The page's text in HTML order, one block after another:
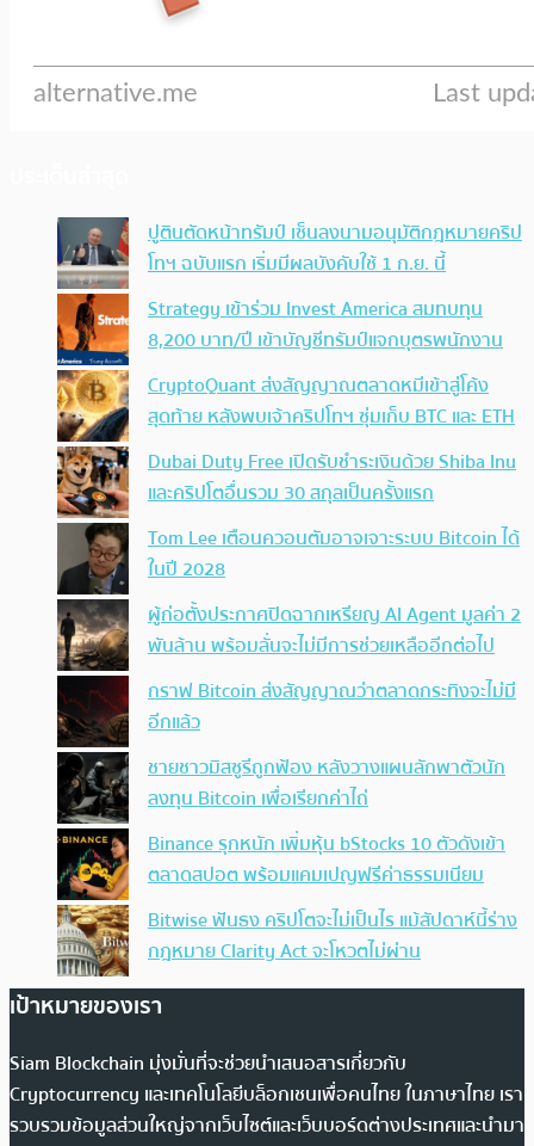
ปูตินตัดหน้าทรัมป์ เซ็นลงนามอนุมัติกฎหมายคริป
โทฯ ฉบับแรก เริ่มมีผลบังคับใช้ 1 ก.ย. นี้
Strategy เข้าร่วม Invest America สมทบทุน
8,200 บาท/ปี เข้าบัญชีทรัมป์แจกบุตรพนักงาน
CryptoQuant ส่งสัญญาณตลาดหมีเข้าสู่โค้ง
สุดท้าย หลังพบเจ้าคริปโทฯ ซุ่มเก็บ BTC และ ETH
Dubai Duty Free เปิดรับชำระเงินด้วย Shiba Inu
และคริปโตอื่นรวม 30 สกุลเป็นครั้งแรก
Tom Lee เตือนควอนตัมอาจเจาะระบบ Bitcoin ได้
ในปี 2028
ผู้ก่อตั้งประกาศปิดฉากเหรียญ AI Agent มูลค่า 2
พันล้าน พร้อมลั่นจะไม่มีการช่วยเหลืออีกต่อไป
กราฟ Bitcoin ส่งสัญญาณว่าตลาดกระทิงจะไม่มี
อีกแล้ว
ชายชาวมิสซูรีถูกฟ้อง หลังวางแผนลักพาตัวนัก
ลงทุน Bitcoin เพื่อเรียกค่าไถ่
Binance รุกหนัก เพิ่มหุ้น bStocks 10 ตัวดังเข้า
ตลาดสปอต พร้อมแคมเปญฟรีค่าธรรมเนียม
Bitwise ฟันธง คริปโตจะไม่เป็นไร แม้สัปดาห์นี้ร่าง
กฎหมาย Clarity Act จะโหวตไม่ผ่าน
เป้าหมายของเรา
Siam Blockchain มุ่งมั่นที่จะช่วยนำเสนอสารเกี่ยวกับ
Cryptocurrency และเทคโนโลยีบล็อกเชนเพื่อคนไทย ในภาษาไทย เรา
รวบรวมข้อมูลส่วนใหญ่จากเว็บไซต์และเว็บบอร์ดต่างประเทศและนำมา